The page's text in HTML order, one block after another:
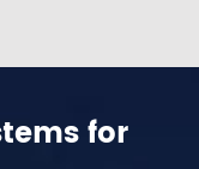
for